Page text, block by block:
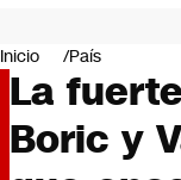
Negocios
Deportes
Programas
Cultura
Servicios
Inicio País
La
Boric y